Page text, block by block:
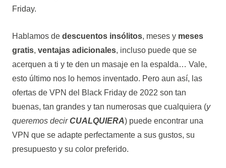
Friday.
Hablamos de descuentos insólitos, meses y meses
gratis, ventajas adicionales, incluso puede que se
acerquen a ti y te den un masaje en la espalda… Vale,
esto último nos lo hemos inventado. Pero aun así, las
ofertas de VPN del Black Friday de 2022 son tan
buenas, tan grandes y tan numerosas que cualquiera (y
queremos decirCUALQUIERA) puede encontrar una
VPN que se adapte perfectamente a sus gustos, su
presupuesto y su color preferido.